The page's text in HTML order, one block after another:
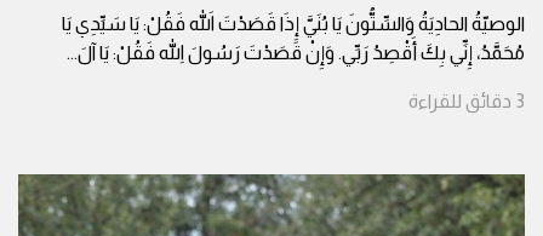
الوصيّةُ الحادِيَةُ وَالسِّتُّونَ يَا بُنَيَّ إِذَا قَصَدْتَ اللهَ فَقُلْ: يَا سَيِّدِي يَا
مُحَمَّدُ، إِنِّي بِكَ أَقْصِدُ رَبِّي. وَإِنْ قَصَدْتَ رَسُولَ اللهِ فَقُلْ: يَا آلَ...
3 دقائق للقراءة